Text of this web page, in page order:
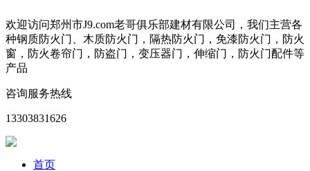
欢迎访问郑州市J9.com老哥俱乐部建材有限公司，我们主营各
种钢质防火门、木质防火门，隔热防火门，免漆防火门，防火
窗，防火卷帘门，防盗门，变压器门，伸缩门，防火门配件等
产品
咨询服务热线
13303831626
首页